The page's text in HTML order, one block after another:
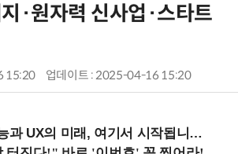
·원자력 신사업·스타트
15:20 업데이트 : 2025-04-16 15:20
의 미래, 여기서 시작됩니다! (9/2 강남역)